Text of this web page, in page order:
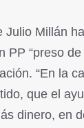
Julio Millán
PP “preso
“En la
que el
dinero, en